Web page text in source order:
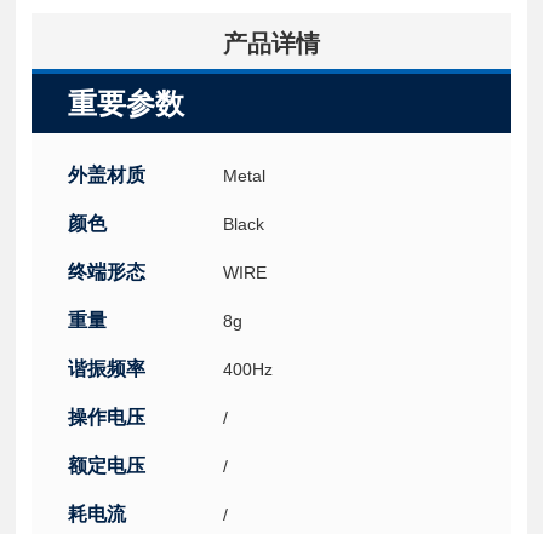
产品详情
重要参数
外盖材质 Metal
颜色 Black
终端形态 WIRE
重量 8g
谐振频率 400Hz
操作电压 /
额定电压 /
耗电流 /